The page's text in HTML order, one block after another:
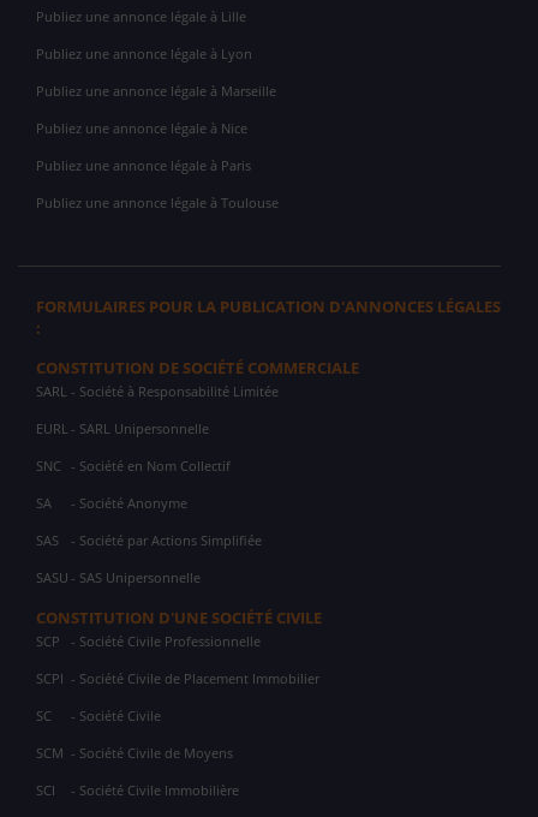
Publiez une annonce légale à Lille
Publiez une annonce légale à Lyon
Publiez une annonce légale à Marseille
Publiez une annonce légale à Nice
Publiez une annonce légale à Paris
Publiez une annonce légale à Toulouse
FORMULAIRES POUR LA PUBLICATION D'ANNONCES LÉGALES
:
CONSTITUTION DE SOCIÉTÉ COMMERCIALE
SARL - Société à Responsabilité Limitée
EURL - SARL Unipersonnelle
SNC - Société en Nom Collectif
SA - Société Anonyme
SAS - Société par Actions Simplifiée
SASU - SAS Unipersonnelle
CONSTITUTION D'UNE SOCIÉTÉ CIVILE
SCP - Société Civile Professionnelle
SCPI - Société Civile de Placement Immobilier
SC - Société Civile
SCM - Société Civile de Moyens
SCI - Société Civile Immobilière